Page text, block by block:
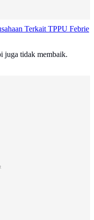
Terkait TPPU Febrie
juga tidak membaik.